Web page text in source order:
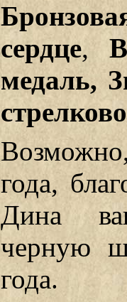
сердце,
медаль,
года,
Дина
черную
года.